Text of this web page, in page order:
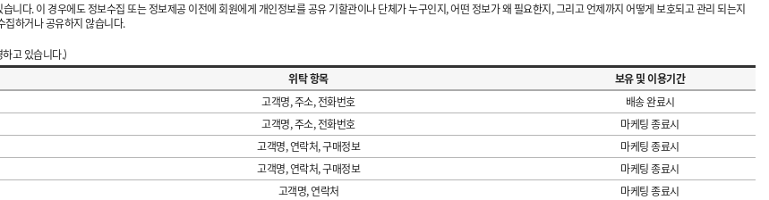
다. 이 경우에도 정보수집 또는 정보제공 이전에 회원에게 개인정보를 공유 기할관이나 단체가 누구인지, 어떤 정보가 왜 필요한지, 그리고 언제까지 어떻게 보호되고 관리 되는지
집하거나 공유하지 않습니다.
고 있습니다.)
위탁 항목
보유 및 이용기간
고객명, 주소, 전화번호
배송 완료시
고객명, 주소, 전화번호
마케팅 종료시
고객명, 연락처, 구매정보
마케팅 종료시
고객명, 연락처, 구매정보
마케팅 종료시
고객명, 연락처
마케팅 종료시